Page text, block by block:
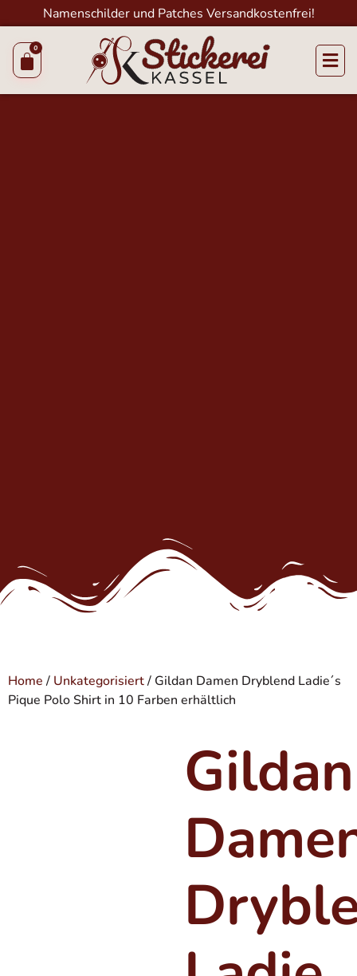
Namenschilder und Patches Versandkostenfrei!
Home / Unkategorisiert/ Gildan Damen Dryblend Ladie´s
Pique Polo Shirt in 10 Farben erhältlich
Gildan